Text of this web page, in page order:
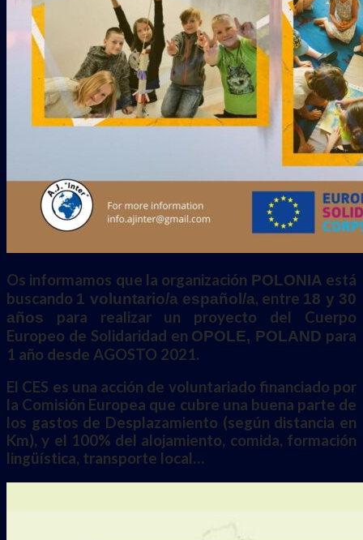
Os informamos que la organización POLONIA está
buscando 1 voluntario/a español/a, entre 18 y 30
años para realizar un proyecto del Cuerpo
Europeo de Solidaridad en OPOLE, POLAND para
1 año desde AGOSTO 2021.
El CES es una acción de voluntariado financiado por
la Comisión Europea que cubre una buena parte de
los gastos de Desplazamiento (según distancia en
Km), y el 100% del alojamiento, comida, formación
lingüística, transporte local…